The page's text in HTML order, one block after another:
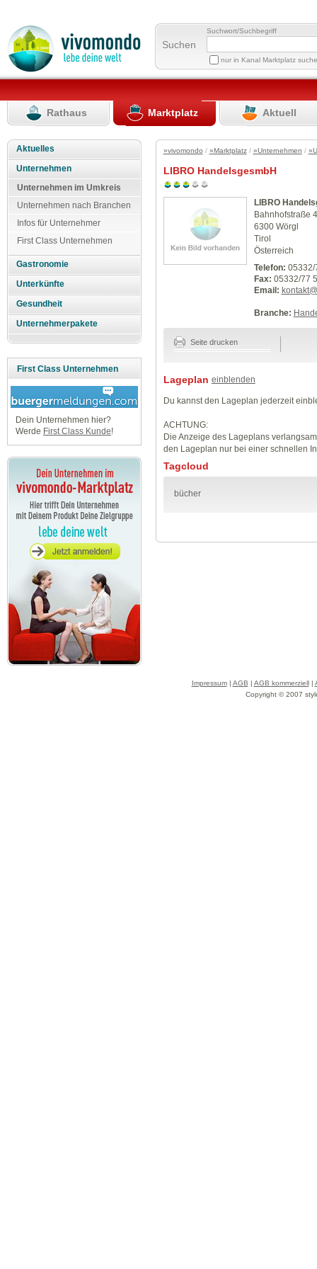
Suchen
Suchwort/Suchbegriff
nur in Kanal Marktplatz
Rathaus Marktplatz Aktuell
Aktuelles
Unternehmen
Unternehmen im Umkreis
Unternehmen nach Branchen
Infos für Unternehmer
First Class Unternehmen
Gastronomie
Unterkünfte
Gesundheit
Unternehmerpakete
First Class Unternehmen
Dein Unternehmen hier?
Werde First Class Kunde!
»vivomondo / »Marktplatz/ »Unternehmen /
LIBRO HandelsgesmbH
LIBRO
Bahnhofstraße
6300 Wörgl
Tirol
Österreich
Telefon: 05332/
Fax: 05332/77
Email:
Branche:
Seite drucken
Lageplan einblenden
Du kannst den Lageplan jederzeit
ACHTUNG:
Die Anzeige des Lageplans
den Lageplan nur bei einer schnellen
Tagcloud
bücher
Impressum| AGB | AGB kommerziell|
Copyright © 2007